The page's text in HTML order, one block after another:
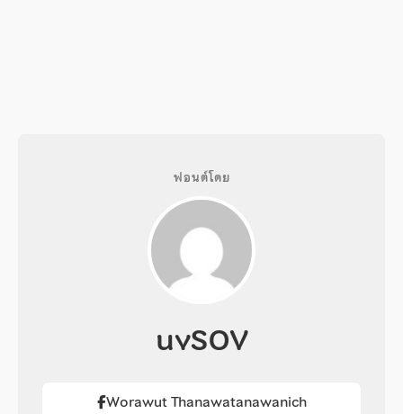
ฟอนต์โดย
uvSOV
Worawut Thanawatanawanich